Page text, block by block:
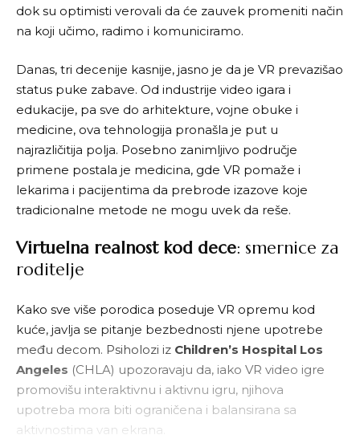
dok su optimisti verovali da će zauvek promeniti način
na koji učimo, radimo i komuniciramo.
Danas, tri decenije kasnije, jasno je da je VR prevazišao
status puke zabave. Od industrije video igara i
edukacije, pa sve do arhitekture, vojne obuke i
medicine, ova tehnologija pronašla je put u
najrazličitija polja. Posebno zanimljivo područje
primene postala je medicina, gde VR pomaže i
lekarima i pacijentima da prebrode izazove koje
tradicionalne metode ne mogu uvek da reše.
Virtuelna realnost kod dece: smernice za
roditelje
Kako sve više porodica poseduje VR opremu kod
kuće, javlja se pitanje bezbednosti njene upotrebe
među decom. Psiholozi iz Children’s Hospital Los
Angeles (CHLA) upozoravaju da, iako VR video igre
promovišu interaktivnu i aktivnu igru, njihova
upotreba mora biti ograničena i balansirana sa
aktivnostima van ekrana.